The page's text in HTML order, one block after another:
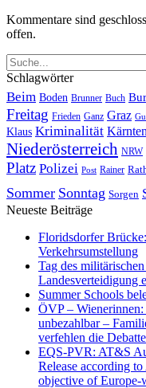
Kommentare sind
offen.
Schlagwörter
Beim Boden Brunner Buch
Freitag Frieden Ganz Graz
Klaus Kriminalität Kärnten
Niederösterreich NRW
Platz Polizei Post Rainer
Sommer Sonntag Sorgen
Neueste Beiträge
Floridsdorfer
Verkehrsumstellung
Tag des
Landesverteidigung
Summer Schools
ÖVP –
unbezahlbar –
verfehlen die Debatte
EQS-PVR: AT&S
Release according
objective of Europe-